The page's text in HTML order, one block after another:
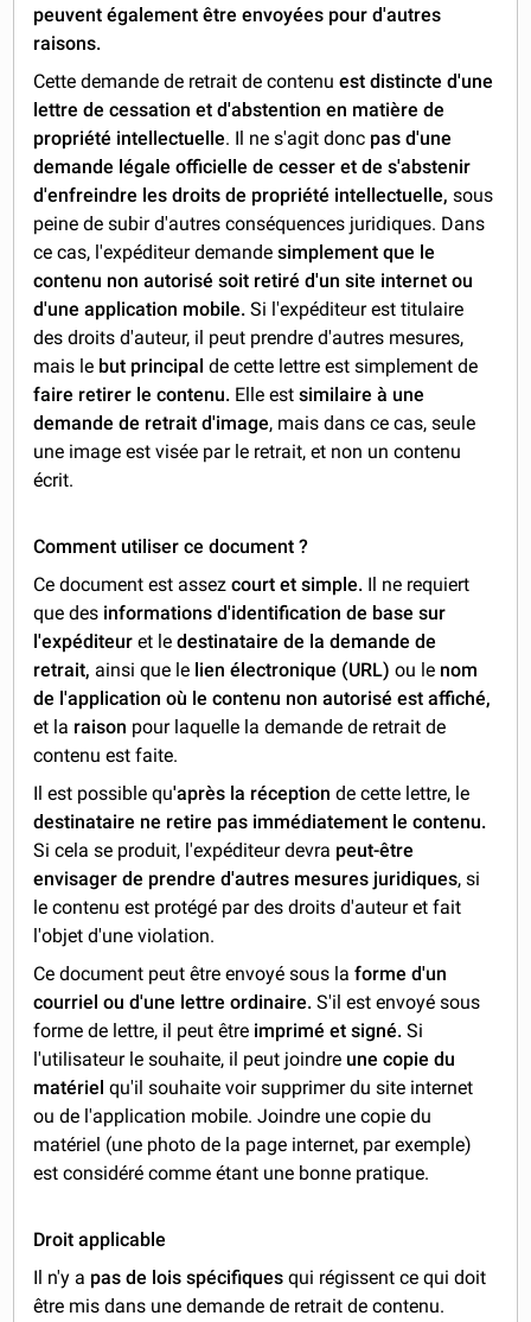
peuvent également être envoyées pour d'autres
raisons.
Cette demande de retrait de contenu est distincte d'une
lettre de cessation et d'abstention en matière de
propriété intellectuelle. Il ne s'agit donc pas d'une
demande légale officielle de cesser et de s'abstenir
d'enfreindre les droits de propriété intellectuelle, sous
peine de subir d'autres conséquences juridiques. Dans
ce cas, l'expéditeur demandesimplement que le
contenu non autorisé soit retiré d'un site internet ou
d'une application mobile. Si l'expéditeur est titulaire
des droits d'auteur, il peut prendre d'autres mesures,
mais le but principal de cette lettre est simplement de
faire retirer le contenu. Elle estsimilaire à une
demande de retrait d'image, mais dans ce cas, seule
une image est visée par le retrait, et non un contenu
écrit.
Comment utiliser ce document ?
Ce document est assezcourt et simple. Il ne requiert
que des informations d'identification de base sur
l'expéditeur et ledestinataire de la demande de
retrait, ainsi que le lien électronique (URL) ou le nom
de l'application où le contenu non autorisé est affiché,
et la raison pour laquelle la demande de retrait de
contenu est faite.
Il est possible qu'après la réception de cette lettre, le
destinataire ne retire pas immédiatement le contenu.
Si cela se produit, l'expéditeur devra peut-être
envisager de prendre d'autres mesures juridiques, si
le contenu est protégé par des droits d'auteur et fait
l'objet d'une violation.
Ce document peut être envoyé sous la forme d'un
courriel ou d'une lettre ordinaire. S'il est envoyé sous
forme de lettre, il peut être imprimé et signé. Si
l'utilisateur le souhaite, il peut joindre une copie du
matériel qu'il souhaite voir supprimer du site internet
ou de l'application mobile. Joindre une copie du
matériel (une photo de la page internet, par exemple)
est considéré comme étant une bonne pratique.
Droit applicable
Il n'y a pas de lois spécifiques qui régissent ce qui doit
être mis dans une demande de retrait de contenu.